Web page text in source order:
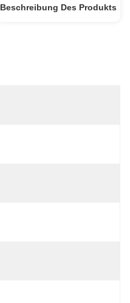
Beschreibung Des Produkts